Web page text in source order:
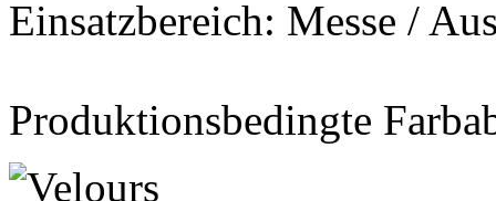
Einsatzbereich: Messe /
Produktionsbedingte